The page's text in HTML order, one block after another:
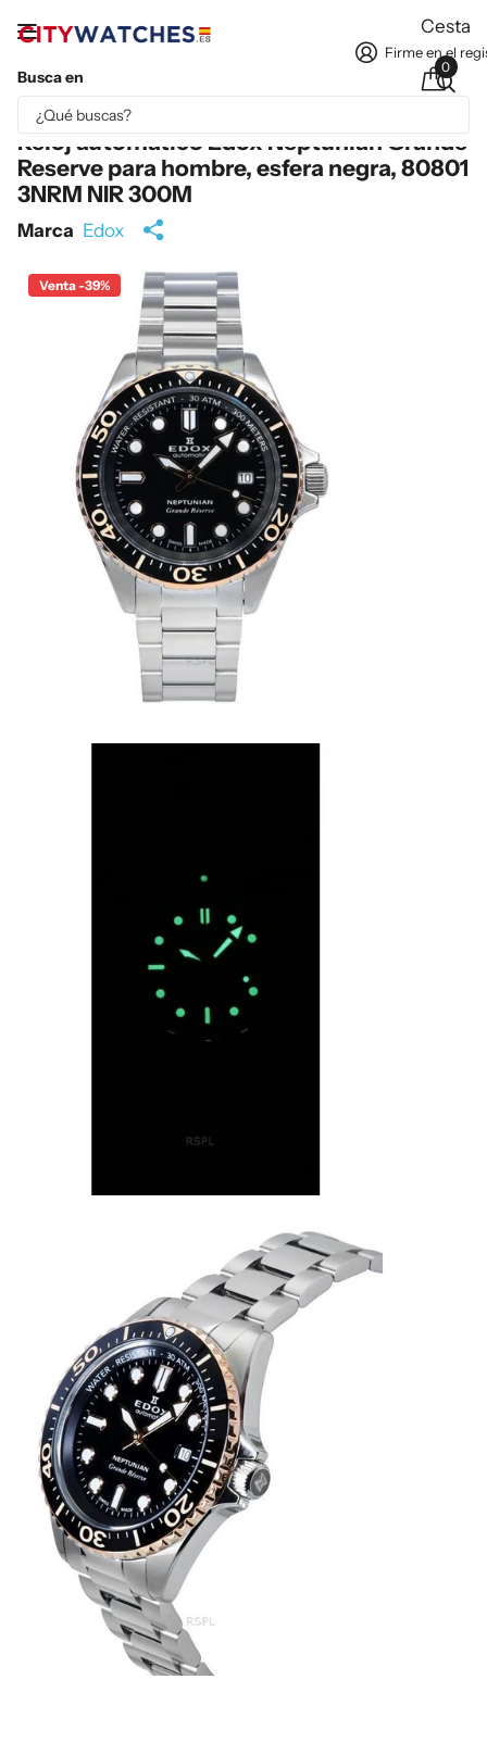
Busca en
Firme en el
Cesta
0
Parte del contenido se ha traducido automáticamente.
Reloj automático Edox Neptunian Grande
Reserve para hombre, esfera negra, 80801
3NRM NIR 300M
Marca Edox
Venta -39%